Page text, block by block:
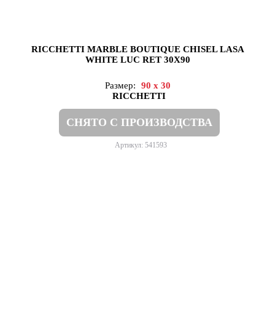
RICCHETTI MARBLE BOUTIQUE CHISEL LASA
WHITE LUC RET 30X90
Размер:
90 x 30
RICCHETTI
СНЯТО С ПРОИЗВОДСТВА
Артикул: 541593